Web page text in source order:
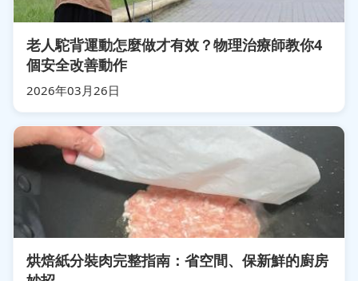
老人駝背運動怎麼做才有效？物理治療師教你4
個安全改善動作
2026年03月26日
烘焙紙分裝肉完整指南：省空間、保新鮮的廚房